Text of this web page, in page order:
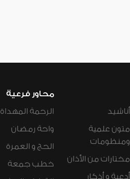
أناشيد
متون علمية
ومنظومات
مختارات من الأذان
أدعية و أذكار
محاور فرعية
الرحمة المهداة
واحة رمضان
الحج و العمرة
خطب جمعة